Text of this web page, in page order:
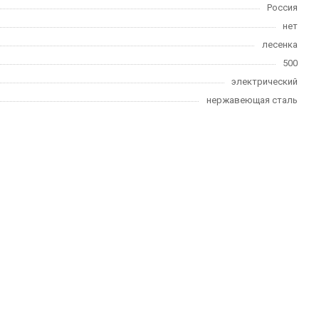
Россия
нет
лесенка
500
электрический
нержавеющая сталь